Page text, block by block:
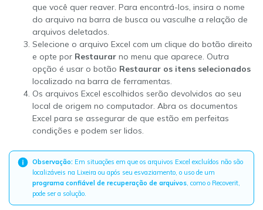
que você quer reaver. Para encontrá-los, insira o nome
do arquivo na barra de busca ou vasculhe a relação de
arquivos deletados.
Selecione o arquivo Excel com um clique do botão direito
e opte por Restaurar no menu que aparece. Outra
opção é usar o botão Restaurar os itens selecionados
localizado na barra de ferramentas.
Os arquivos Excel escolhidos serão devolvidos ao seu
local de origem no computador. Abra os documentos
Excel para se assegurar de que estão em perfeitas
condições e podem ser lidos.
Observação: Em situações em que os arquivos Excel excluídos não são
localizáveis na Lixeira ou após seu esvaziamento, o uso de um
programa confiável de recuperação de arquivos, como o Recoverit,
pode ser a solução.